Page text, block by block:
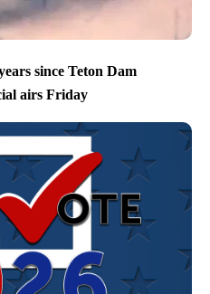
since Teton Dam
airs Friday